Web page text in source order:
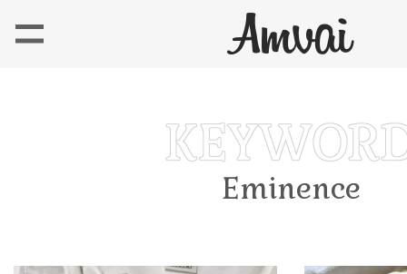
Eminence